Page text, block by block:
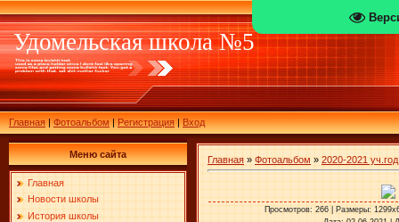
Удомельская школа №5
Главная|Фотоальбом|Регистрация|Вход
Меню сайта
Главная
Новости школы
История школы
Главная » Фотоальбом » 2020-2021 уч.год
Просмотров: 266 | Размеры: